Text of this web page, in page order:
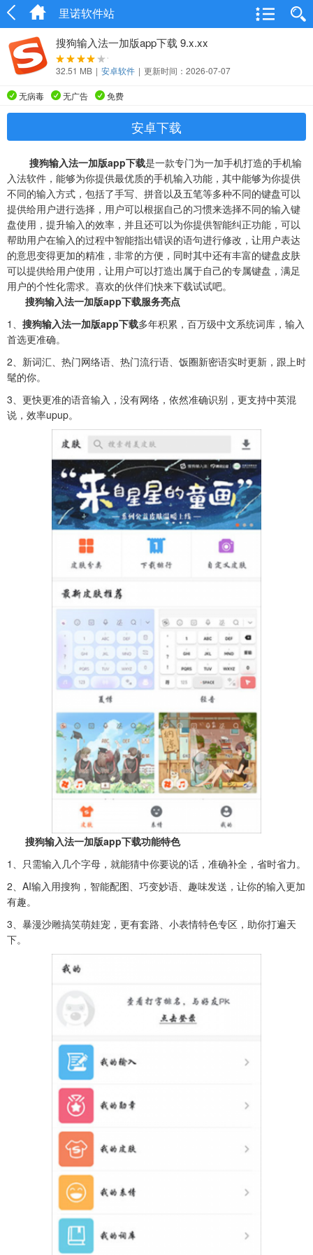
里诺软件站
搜狗输入法一加版app下载 9.x.xx
32.51 MB | 安卓软件 | 更新时间：2026-07-07
无病毒 无广告 免费
安卓下载
搜狗输入法一加版app下载是一款专门为一加手机打造的手机输
入法软件，能够为你提供最优质的手机输入功能，其中能够为你提供
不同的输入方式，包括了手写、拼音以及五笔等多种不同的键盘可以
提供给用户进行选择，用户可以根据自己的习惯来选择不同的输入键
盘使用，提升输入的效率，并且还可以为你提供智能纠正功能，可以
帮助用户在输入的过程中智能指出错误的语句进行修改，让用户表达
的意思变得更加的精准，非常的方便，同时其中还有丰富的键盘皮肤
可以提供给用户使用，让用户可以打造出属于自己的专属键盘，满足
用户的个性化需求。喜欢的伙伴们快来下载试试吧。
搜狗输入法一加版app下载服务亮点
1、 搜狗输入法一加版app下载多年积累，百万级中文系统词库，输入
首选更准确。
2、新词汇、热门网络语、热门流行语、饭圈新密语实时更新，跟上时
髦的你。
3、更快更准的语音输入，没有网络，依然准确识别，更支持中英混
说，效率upup。
搜狗输入法一加版app下载功能特色
1、只需输入几个字母，就能猜中你要说的话，准确补全，省时省力。
2、AI输入用搜狗，智能配图、巧变妙语、趣味发送，让你的输入更加
有趣。
3、暴漫沙雕搞笑萌娃宠，更有套路、小表情特色专区，助你打遍天
下。